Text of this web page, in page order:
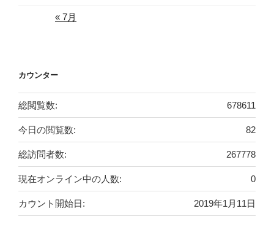
« 7月
カウンター
678611
総閲覧数:
82
今日の閲覧数:
267778
総訪問者数:
0
現在オンライン中の人数:
2019年1月11日
カウント開始日: